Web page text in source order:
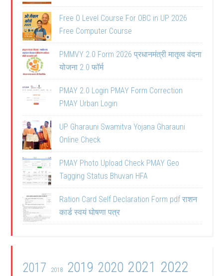
Free O Level Course For OBC in UP 2026
Free Computer Course
PMMVY 2.0 Form 2026 प्रधानमंत्री मातृत्व वंदना
योजना 2.0 फॉर्म
PMAY 2.0 Login PMAY Form Correction
PMAY Urban Login
UP Gharauni Swamitva Yojana Gharauni
Online Check
PMAY Photo Upload Check PMAY Geo
Tagging Status Bhuvan HFA
Ration Card Self Declaration Form pdf राशन
कार्ड स्वयं घोषणा पत्र
2017 2018 2019 2020 2021 2022